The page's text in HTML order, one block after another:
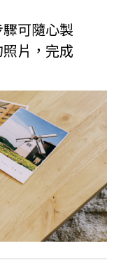
可隨心製
片，完成